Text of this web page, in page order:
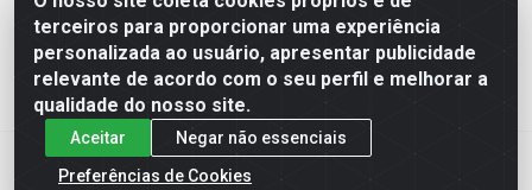
terceiros para proporcionar uma experiência
personalizada ao usuário, apresentar publicidade
relevante de acordo com o seu perfil e melhorar a
qualidade do nosso site.
Aceitar
Negar não essenciais
Preferências de Cookies
Kgmlan Distribuidora LTDA - CNPJ 18.217.682/0001-54 -
Rua Pedro de Barros Cavalcante, 58 - Bultrins, Olinda/PE
- CEP 53320-110